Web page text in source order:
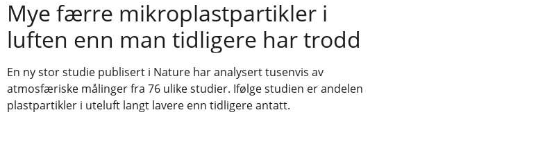
Mye færre mikroplastpartikler i
luften enn man tidligere har trodd
En ny stor studie publisert i Nature har analysert tusenvis av
atmosfæriske målinger fra 76 ulike studier. Ifølge studien er andelen
plastpartikler i uteluft langt lavere enn tidligere antatt.